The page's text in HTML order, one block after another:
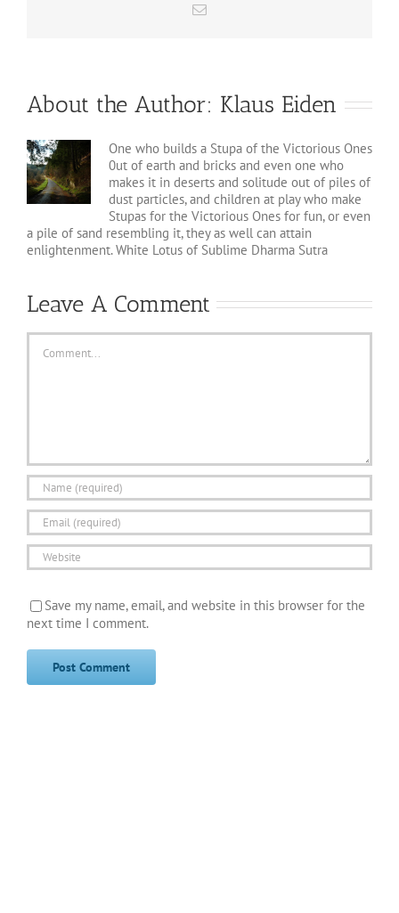
Email
About the Author: Klaus Eiden
One who builds a Stupa of the Victorious Ones
0ut of earth and bricks and even one who
makes it in deserts and solitude out of piles of
dust particles, and children at play who make
Stupas for the Victorious Ones for fun, or even
a pile of sand resembling it, they as well can attain
enlightenment. White Lotus of Sublime Dharma Sutra
Leave A Comment
Comment
Save my name, email, and website in this browser for the
next time I comment.